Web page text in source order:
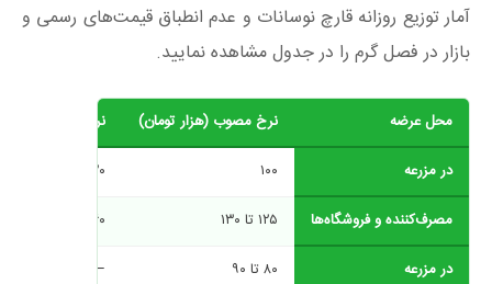
آمار توزیع روزانه قارچ نوسانات و عدم انطباق قیمت‌های رسمی و
بازار در فصل گرم را در جدول مشاهده نمایید.
محل عرضه نرخ مصوب (هزار تومان) نرخ واقعی بازار
در مزرعه ۱۰۰ ۱۲۰ تا ۱۳۰
مصرف‌کننده و فروشگاه‌ها ۱۲۵ تا ۱۳۰ ۱۶۰ تا ۱۷۰
در مزرعه ۸۰ تا ۹۰ −